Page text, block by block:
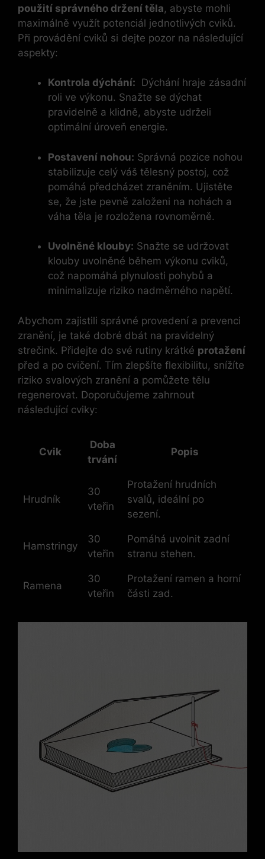
použití správného držení těla, abyste mohli
maximálně využít potenciál jednotlivých cviků.
Při provádění cviků si ‌dejte pozor⁢ na následující
aspekty:
Kontrola⁢ dýchání: ‌ Dýchání hraje zásadní
roli ve výkonu. Snažte se dýchat
⁣pravidelně a klidně, abyste udrželi
optimální úroveň energie.
Postavení nohou: Správná pozice nohou⁣
stabilizuje celý váš ‌tělesný postoj, což
pomáhá předcházet zraněním. Ujistěte
se, že jste pevně založeni na nohách a‍
váha‌ těla je rozložena rovnoměrně.
Uvolněné klouby: Snažte se udržovat
klouby uvolněné během výkonu cviků,
což napomáhá plynulosti pohybů a
minimalizuje riziko nadměrného napětí.
Abychom zajistili správné provedení a prevenci
zranění, je také dobré dbát na pravidelný
‌strečink. Přidejte do své rutiny krátké protažení
před a po cvičení. ​Tím zlepšíte flexibilitu, snížíte
riziko svalových ⁤zranění⁣ a pomůžete tělu
regenerovat. ⁢Doporučujeme zahrnout
následující cviky:
Cvik
Doba
⁢trvání
Popis
Hrudník
30
vteřin
Protažení ​hrudních
‍svalů, ideální po
sezení.
Hamstringy
30
vteřin
Pomáhá uvolnit zadní
stranu stehen.
Ramena
30 ​
vteřin
Protažení ramen a horní
části zad.